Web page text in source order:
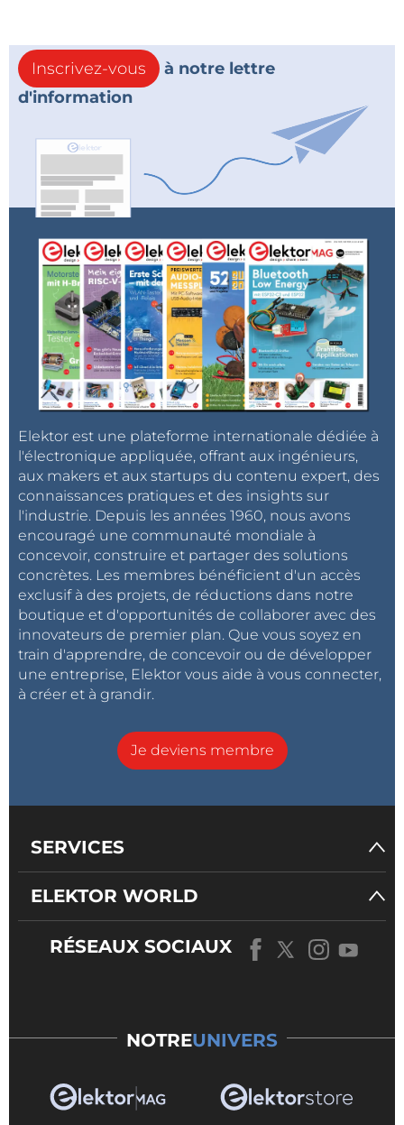
Inscrivez-vous
à notre lettre
d'information
Elektor est une plateforme internationale dédiée à
l'électronique appliquée, offrant aux ingénieurs,
aux makers et aux startups du contenu expert, des
connaissances pratiques et des insights sur
l'industrie. Depuis les années 1960, nous avons
encouragé une communauté mondiale à
concevoir, construire et partager des solutions
concrètes. Les membres bénéficient d'un accès
exclusif à des projets, de réductions dans notre
boutique et d'opportunités de collaborer avec des
innovateurs de premier plan. Que vous soyez en
train d'apprendre, de concevoir ou de développer
une entreprise, Elektor vous aide à vous connecter,
à créer et à grandir.
Je deviens membre
SERVICES
ELEKTOR WORLD
RÉSEAUX SOCIAUX
NOTREUNIVERS